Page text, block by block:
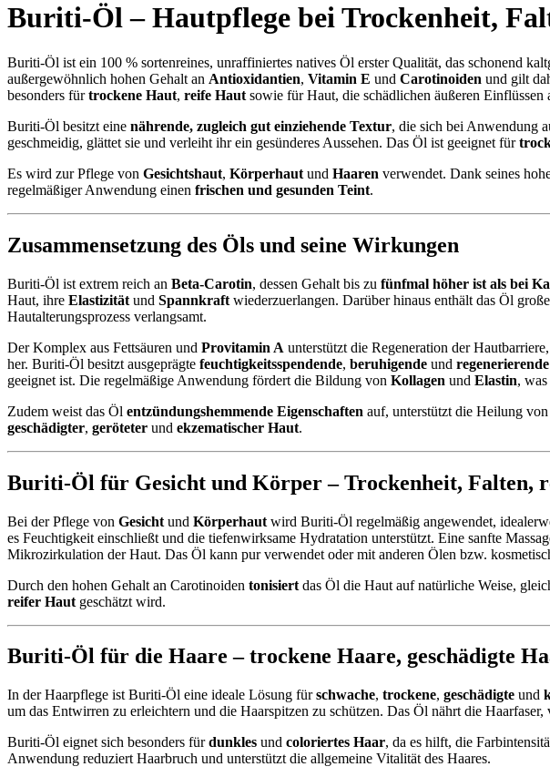
Buriti-Öl – Hautpflege beiTrockenheit,
Buriti-Öl ist ein 100 % sortenreines, unraffiniertes natives Öl erster Qualität, das schonend
außergewöhnlich hohen Gehalt an Antioxidantien, Vitamin E und Carotinoiden und gilt
besonders fürtrockene Haut, reife Haut sowie für Haut, die schädlichen äußeren Einflüssen
Buriti-Öl besitzt eine nährende, zugleich gut einziehende Textur, die sich bei Anwendung
geschmeidig, glättet sie und verleiht ihr ein gesünderes Aussehen. Das Öl ist geeignet für
Es wird zur Pflege von Gesichtshaut, Körperhaut und Haaren verwendet. Dank seines
regelmäßiger Anwendung einen frischen und gesunden Teint.
Zusammensetzung des Öls und seine Wirkungen
Buriti-Öl ist extrem reich an Beta-Carotin, dessen Gehalt bis zu fünfmal höher ist als bei
Haut, ihre Elastizität und Spannkraft wiederzuerlangen. Darüber hinaus enthält das Öl
Hautalterungsprozess verlangsamt.
Der Komplex aus Fettsäuren und Provitamin A unterstützt die Regeneration der
her. Buriti-Öl besitzt ausgeprägte feuchtigkeitsspendende, beruhigende und
geeignet ist. Die regelmäßige Anwendung fördert die Bildung von Kollagen und Elastin,
Zudem weist das Öl entzündungshemmende Eigenschaften auf, unterstützt die Heilung von
geschädigter, geröteter und ekzematischer Haut.
Buriti-Öl für Gesicht und Körper –Trockenheit, Falten,
Bei der Pflege von Gesicht und Körperhaut wird Buriti-Öl regelmäßig angewendet,
es Feuchtigkeit einschließt und die tiefenwirksame Hydratation unterstützt. Eine sanfte
Mikrozirkulation der Haut. Das Öl kann pur verwendet oder mit anderen Ölen bzw.
Durch den hohen Gehalt an Carotinoiden tonisiert das Öl die Haut auf natürliche Weise,
reifer Haut geschätzt wird.
Buriti-Öl für die Haare –trockene Haare, geschädigte
In der Haarpflege ist Buriti-Öl eine ideale Lösung fürschwache, trockene, geschädigte und
um das Entwirren zu erleichtern und die Haarspitzen zu schützen. Das Öl nährt die
Buriti-Öl eignet sich besonders fürdunkles und coloriertes Haar, da es hilft, die
Anwendung reduziert Haarbruch und unterstützt die allgemeine Vitalität des Haares.